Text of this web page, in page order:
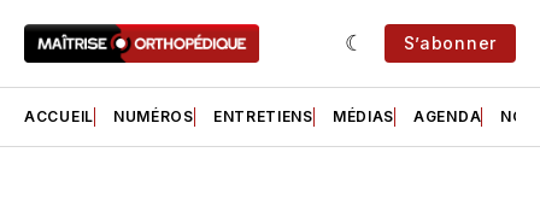
S’abonner
ACCUEIL NUMÉROS ENTRETIENS MÉDIAS AGENDA NOS